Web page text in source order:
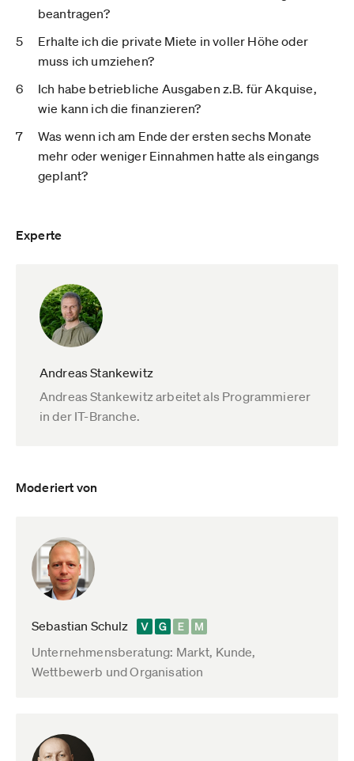
beantragen?
Erhalte ich die private Miete in voller Höhe oder
muss ich umziehen?
Ich habe betriebliche Ausgaben z.B. für Akquise,
wie kann ich die finanzieren?
Was wenn ich am Ende der ersten sechs Monate
mehr oder weniger Einnahmen hatte als eingangs
geplant?
Experte
Andreas Stankewitz
Andreas Stankewitz arbeitet als Programmierer
in der IT-Branche.
Moderiert von
Sebastian Schulz
Unternehmensberatung: Markt, Kunde,
Wettbewerb und Organisation